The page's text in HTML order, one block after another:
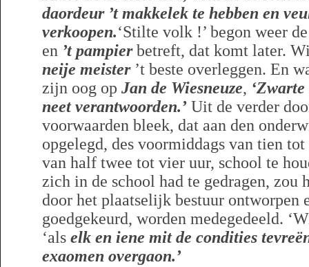
daordeur ’t makkelek te hebben en
verkoopen.‘Stilte volk !’ begon weer
en ’t pampierbetreft, dat komt later.
neije meister’t beste overleggen. En
zijn oog op Jan de Wiesneuze,
neet verantwoorden.’ Uit de verder
voorwaarden bleek, dat aan den
opgelegd, des voormiddags van tien
van half twee tot vier uur, school te
zich in de school had te gedragen, zou
door het plaatselijk bestuur ontworpen
goedgekeurd, worden medegedeeld.
‘als elk en iene mit de condities
exaomen overgaon.’